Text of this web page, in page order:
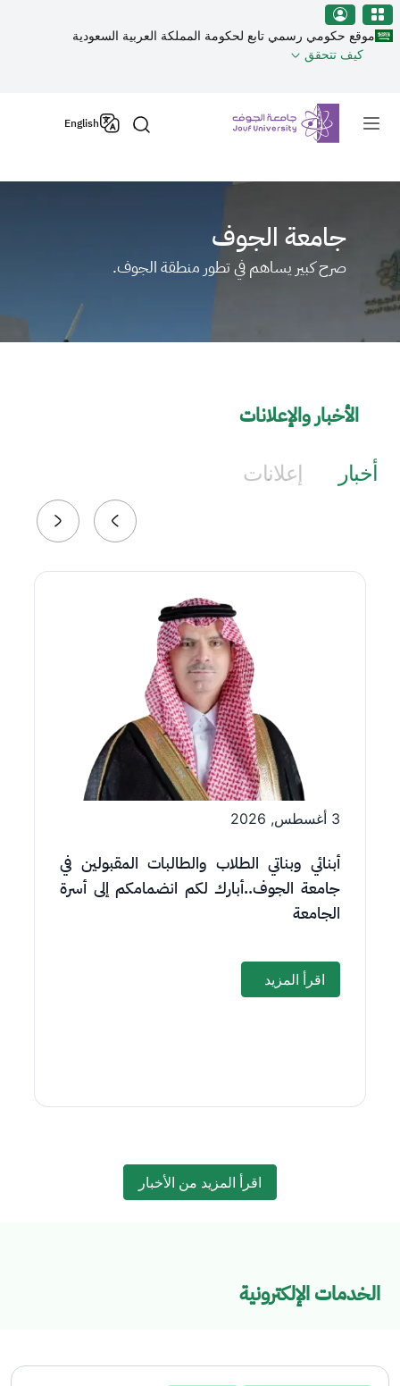
منطقة الجوف-جامعة الجوف
تجاوز إلى المحتوى الرئيسي
موقع حكومي رسمي تابع لحكومة المملكة العربية السعودية
كيف تتحقق
Primary menu
English
جامعة الجوف
صرح كبير يساهم في تطور منطقة الجوف.
الأخبار والإعلانات
أخبار إعلانات
3 أغسطس, 2026
أبنائي وبناتي الطلاب والطالبات المقبولين في
جامعة الجوف..أبارك لكم انضمامكم إلى أسرة
الجامعة
اقرأ المزيد
اقرأ المزيد من الأخبار
الخدمات الإلكترونية